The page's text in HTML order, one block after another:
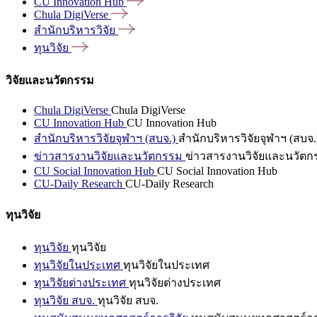
Chula DigiVerse
สำนักบริหารวิจัย
ทุนวิจัย
วิจัยและนวัตกรรม
Chula DigiVerse Chula DigiVerse
CU Innovation Hub CU Innovation Hub
สำนักบริหารวิจัยจุฬาฯ (สบจ.) สำนักบริหารวิจัยจุฬาฯ (สบจ
ข่าวสารงานวิจัยและนวัตกรรม ข่าวสารงานวิจัยและนวัตก
CU Social Innovation Hub CU Social Innovation Hub
CU-Daily Research CU-Daily Research
ทุนวิจัย
ทุนวิจัย ทุนวิจัย
ทุนวิจัยในประเทศ ทุนวิจัยในประเทศ
ทุนวิจัยต่างประเทศ ทุนวิจัยต่างประเทศ
ทุนวิจัย สบจ. ทุนวิจัย สบจ.